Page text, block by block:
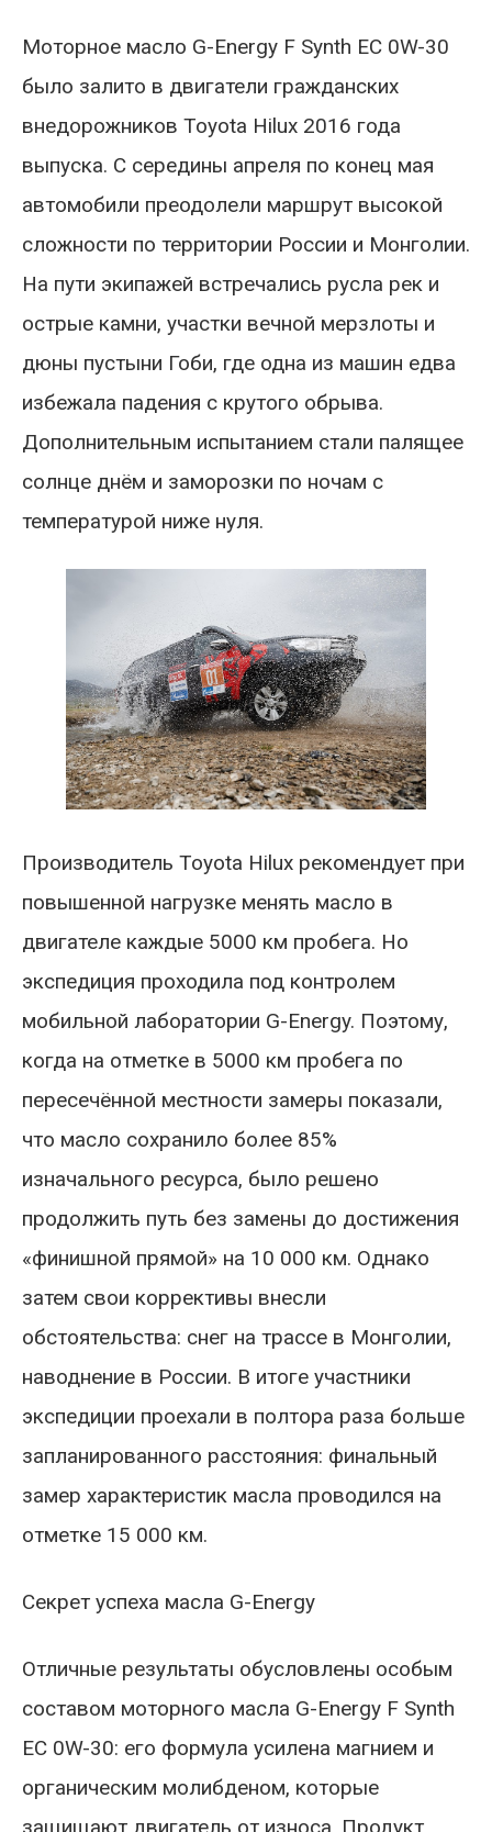
Моторное масло G-Energy F Synth EC 0W-30
было залито в двигатели гражданских
внедорожников Toyota Hilux 2016 года
выпуска. С середины апреля по конец мая
автомобили преодолели маршрут высокой
сложности по территории России и Монголии.
На пути экипажей встречались русла рек и
острые камни, участки вечной мерзлоты и
дюны пустыни Гоби, где одна из машин едва
избежала падения с крутого обрыва.
Дополнительным испытанием стали палящее
солнце днём и заморозки по ночам с
температурой ниже нуля.
Производитель Toyota Hilux рекомендует при
повышенной нагрузке менять масло в
двигателе каждые 5000 км пробега. Но
экспедиция проходила под контролем
мобильной лаборатории G-Energy. Поэтому,
когда на отметке в 5000 км пробега по
пересечённой местности замеры показали,
что масло сохранило более 85%
изначального ресурса, было решено
продолжить путь без замены до достижения
«финишной прямой» на 10 000 км. Однако
затем свои коррективы внесли
обстоятельства: снег на трассе в Монголии,
наводнение в России. В итоге участники
экспедиции проехали в полтора раза больше
запланированного расстояния: финальный
замер характеристик масла проводился на
отметке 15 000 км.
Секрет успеха масла G-Energy
Отличные результаты обусловлены особым
составом моторного масла G-Energy F Synth
EC 0W-30: его формула усилена магнием и
органическим молибденом, которые
защищают двигатель от износа. Продукт